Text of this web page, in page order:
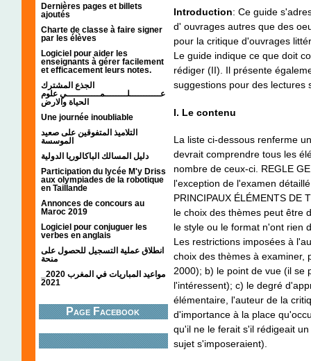
Dernières pages et billets
ajoutés
Charte de classe à faire signer
par les élèves
Logiciel pour aider les
enseignants à gérer facilement
et efficacement leurs notes.
الجذع المشترك
عـــــــــــلــــــــمــــــــــــي علوم
الحياة والارض
Une journée inoubliable
التلاميذ المتفوقين على صعيد
الموسسة
دليل المسالك الباكالوريا الدولية
Participation du lycée M'y Driss
aux olympiades de la robotique
en Taillande
Annonces de concours au
Maroc 2019
Logiciel pour conjuguer les
verbes en anglais
انطلاق عملية التسجيل للحصول على
منحة
2021
Page Facebook
Introduction: Ce guide
d' ouvrages autres que des
pour la critique d'ouvrages
Le guide indique ce que doit
rédiger (II). Il présente
suggestions pour des lectures
I. Le contenu
La liste ci-dessous renferme
devrait comprendre tous les
nombre de ceux-ci. REGLE
l'exception de l'examen
PRINCIPAUX ÉLÉMENTS DE
le choix des thèmes peut être
le style ou le format n'ont rien
Les restrictions imposées à
choix des thèmes à examiner,
2000); b) le point de vue (il se
l'intéressent); c) le degré
élémentaire, l'auteur de la
d'importance à la place
qu'il ne le ferait s'il rédigeait
sujet s'imposeraient).